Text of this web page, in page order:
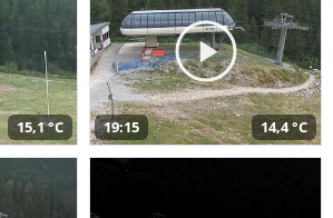
15,1 °C 19:15 14,4 °C